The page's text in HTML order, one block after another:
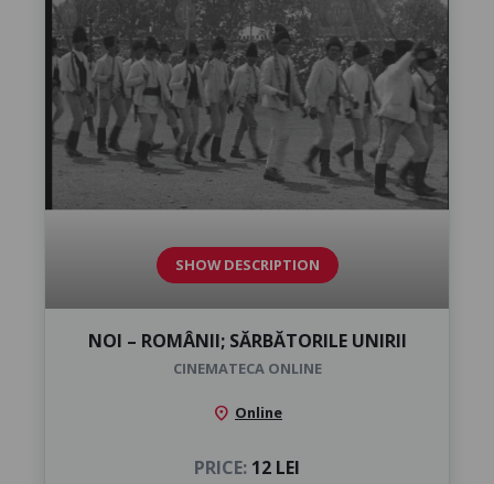
SHOW DESCRIPTION
NOI – ROMÂNII; SĂRBĂTORILE UNIRII
CINEMATECA ONLINE
location_on Online
PRICE: 12 LEI